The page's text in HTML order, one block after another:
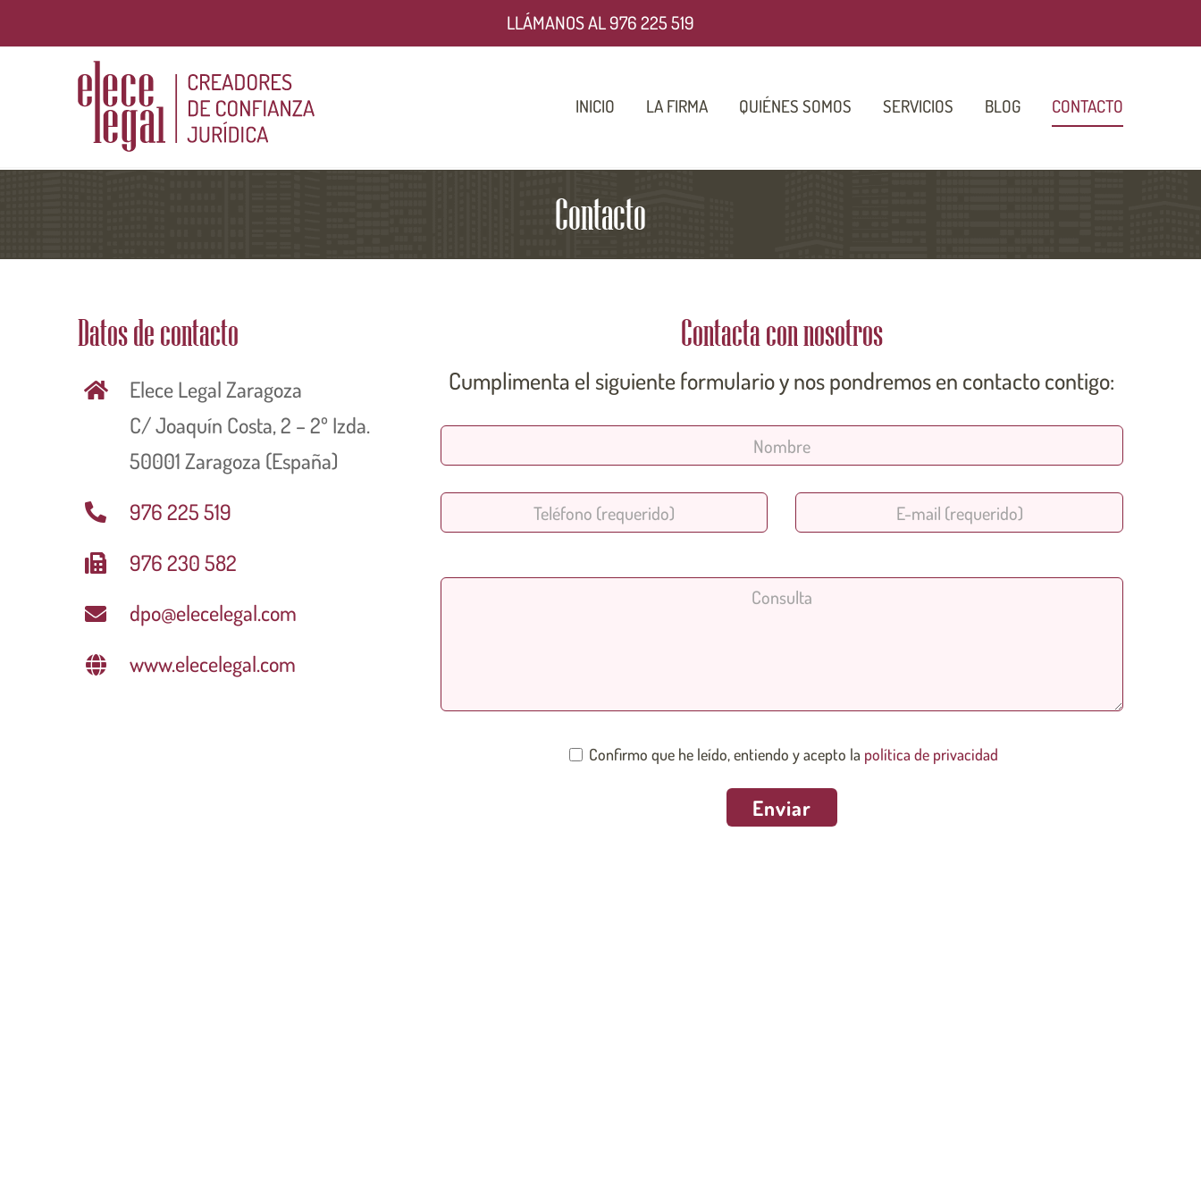
LLÁMANOS AL 976 225 519
INICIO LA FIRMA QUIÉNES SOMOS SERVICIOS BLOG CONTACTO
Contacto
Datos de contacto
Elece Legal Zaragoza
C/ Joaquín Costa, 2 – 2º Izda.
50001 Zaragoza (España)
976 225 519
976 230 582
dpo@elecelegal.com
www.elecelegal.com
Contacta con nosotros
Cumplimenta el siguiente formulario y nos pondremos en contacto contigo:
Confirmo que he leído, entiendo y acepto la política de privacidad